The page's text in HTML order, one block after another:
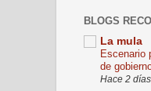
BLOGS
La mula
Escenario
de
Hace 2